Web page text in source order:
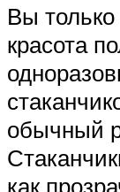
Вы только
красота
обычный
как